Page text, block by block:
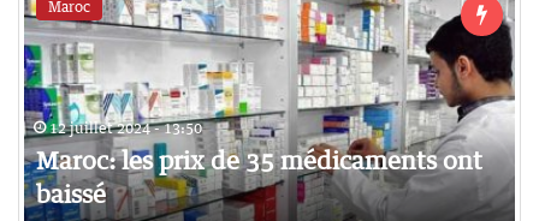
Maroc
12 juillet 2024 - 13:50
Maroc: les prix de 35 médicaments ont
baissé